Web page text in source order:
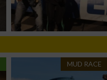
MUD RACE